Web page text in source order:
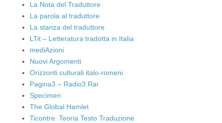
La Nota del Traduttore
La parola al traduttore
La stanza del traduttore
LTit – Letteratura tradotta in Italia
mediAzioni
Nuovi Argomenti
Orizzonti culturali italo-romeni
Pagina3 – Radio3 Rai
Specimen
The Global Hamlet
Ticontre. Teoria Testo Traduzione